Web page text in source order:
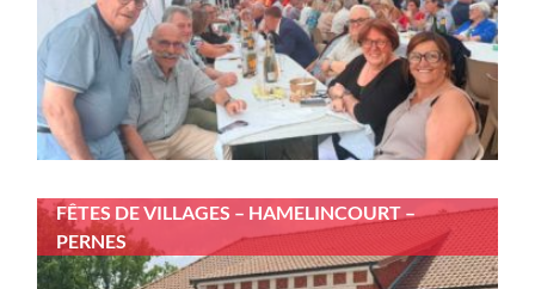
FÊTES DE VILLAGES – HAMELINCOURT –
PERNES